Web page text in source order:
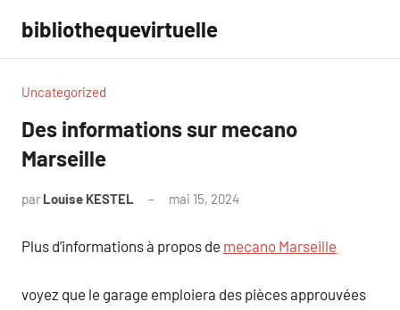
contenu
bibliothequevirtuelle
Uncategorized
Des informations sur mecano
Marseille
par Louise KESTEL mai 15, 2024
Plus d’informations à propos de mecano Marseille
voyez que le garage emploiera des pièces approuvées